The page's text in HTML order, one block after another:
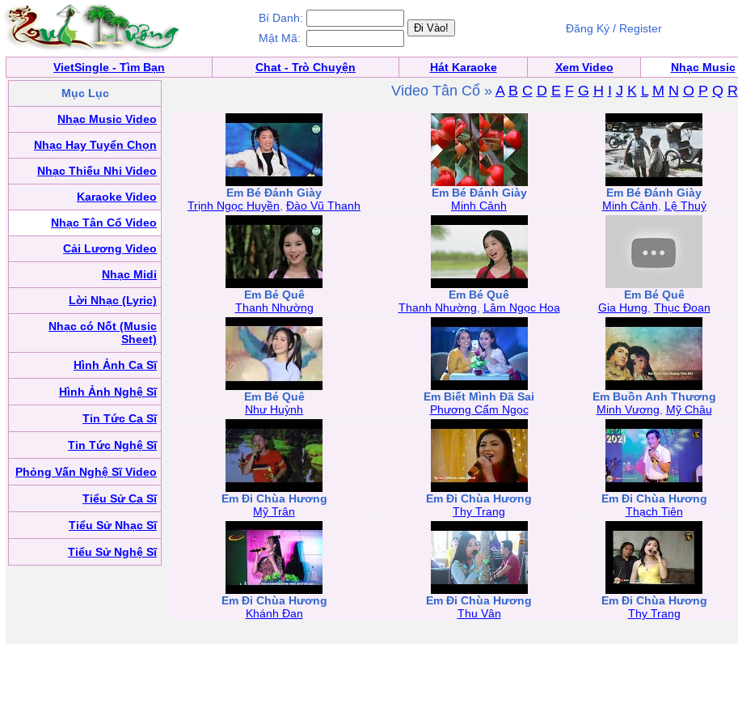
Bí Danh:
Mật Mã:
Đăng Ký / Register
VietSingle - Tìm Bạn Chat - Trò Chuyện Hát Karaoke Xem Video Nhạc Music
Mục Lục
Nhạc Music Video
Nhạc Hay Tuyển Chọn
Nhạc Thiếu Nhi Video
Karaoke Video
Nhạc Tân Cổ Video
Cải Lương Video
Nhạc Midi
Lời Nhạc (Lyric)
Nhạc có Nốt (Music
Sheet)
Hình Ảnh Ca Sĩ
Hình Ảnh Nghệ Sĩ
Tin Tức Ca Sĩ
Tin Tức Nghệ Sĩ
Phỏng Vấn Nghệ Sĩ Video
Tiểu Sử Ca Sĩ
Tiểu Sử Nhạc Sĩ
Tiểu Sử Nghệ Sĩ
Video Tân Cổ » A B C D E F G H I J K L M N O P Q R
Em Bé Đánh Giày
Trịnh Ngọc Huyền Đào Vũ Thanh
Em Bé Đánh Giày
Minh Cảnh
Em Bé Đánh Giày
Minh Cảnh
Lệ Thuỷ
Em Bé Quê
Thanh Nhường
Em Bé Quê
Thanh Nhường
Lâm Ngọc Hoa
Em Bé Quê
Gia Hưng Thục Đoan
Em Bé Quê
Như Huỳnh
Em Biết Mình Đã Sai
Phương Cẩm Ngọc
Em Buồn Anh Thương
Minh Vương
Mỹ Châu
Em Đi Chùa Hương
Mỹ Trân
Em Đi Chùa Hương
Thy Trang
Em Đi Chùa Hương
Thạch Tiên
Em Đi Chùa Hương
Khánh Đan
Em Đi Chùa Hương
Thu Vân
Em Đi Chùa Hương
Thy Trang